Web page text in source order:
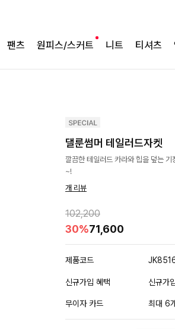
팬츠 원피스/스커트 니트 티셔츠
댈룬썸머 테일러드자켓
깔끔한 테일러드 카라와 힙을 덮는
~!
개 리뷰
102,200
30%71,600
제품코드
신규가입 혜택 신규가
무이자 카드 최대 6